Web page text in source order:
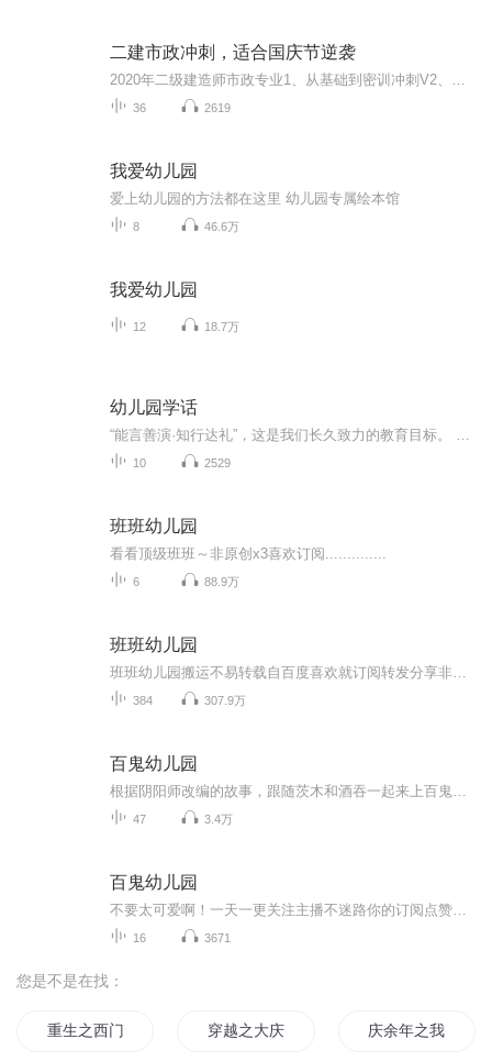
二建市政冲刺，适合国庆节逆袭
36 2619
我爱幼儿园
爱上幼儿园的方法都在这里 幼儿园专属绘本馆
8 46.6万
我爱幼儿园
12 18.7万
幼儿园学话
10 2529
班班幼儿园
看看顶级班班～非原创x3喜欢订阅..............
6 88.9万
班班幼儿园
384 307.9万
百鬼幼儿园
47 3.4万
百鬼幼儿园
16 3671
您是不是在找：
重生之西门庆 穿越之大庆帝国 庆余年之我叫王